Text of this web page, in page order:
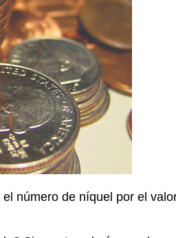
número de níquel por el